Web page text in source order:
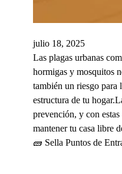
julio 18, 2025
Las plagas urbanas
hormigas y mosquitos
también un riesgo para
estructura de tu
prevención, y con
mantener tu casa libre
🧱 Sella Puntos de